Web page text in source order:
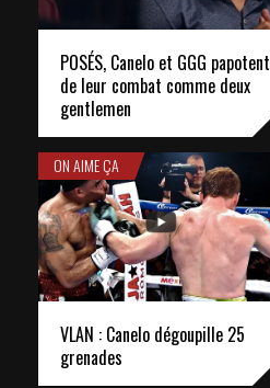
POSÉS, Canelo et GGG papotent
de leur combat comme deux
gentlemen
ON AIME ÇA
VLAN : Canelo dégoupille 25
grenades